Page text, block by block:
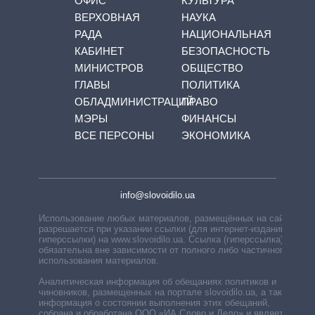
ВЕРХОВНАЯ
РАДА
КАБИНЕТ
МИНИСТРОВ
ГЛАВЫ
ОБЛАДМИНИСТРАЦИЙ
МЭРЫ
ВСЕ ПЕРСОНЫ
НАУКА
НАЦИОНАЛЬНАЯ
БЕЗОПАСНОСТЬ
ОБЩЕСТВО
ПОЛИТИКА
ПРАВО
ФИНАНСЫ
ЭКОНОМИКА
info@slovoidilo.ua
Использование любых материалов, размещённых на сайте,
разрешается при указании ссылки (для интернет-изданий —
гиперссылки) на www.slovoidilo.ua. Ссылка (гиперссылка)
обязательна вне зависимости от полного либо частичного
использования материалов.
Аналитическая информация об обещаниях политиков и
чиновников, размещенных на портале slovoidilo.ua, а также
информация о состоянии выполнения этих обещаний,